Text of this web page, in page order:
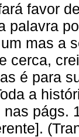
favor
palavra
mas a
cerca,
é para
a
págs.